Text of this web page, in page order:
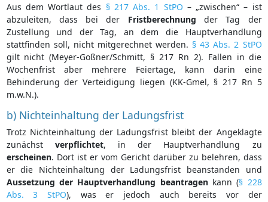
Aus dem Wortlaut des § 217 Abs. 1 StPO – „zwischen“ – ist
abzuleiten, dass bei der Fristberechnung der Tag der
Zustellung und der Tag, an dem die Hauptverhandlung
stattfinden soll, nicht mitgerechnet werden. § 43 Abs. 2 StPO
gilt nicht (Meyer-Goßner/Schmitt, § 217 Rn 2). Fallen in die
Wochenfrist aber mehrere Feiertage, kann darin eine
Behinderung der Verteidigung liegen (KK-Gmel, § 217 Rn 5
m.w.N.).
b) Nichteinhaltung der Ladungsfrist
Trotz Nichteinhaltung der Ladungsfrist bleibt der Angeklagte
zunächst verpflichtet, in der Hauptverhandlung zu
erscheinen. Dort ist er vom Gericht darüber zu belehren, dass
er die Nichteinhaltung der Ladungsfrist beanstanden und
Aussetzung der Hauptverhandlung beantragen kann (§ 228
Abs. 3 StPO), was er jedoch auch bereits vor der